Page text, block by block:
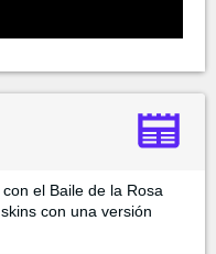
el Baile de la Rosa
con una versión